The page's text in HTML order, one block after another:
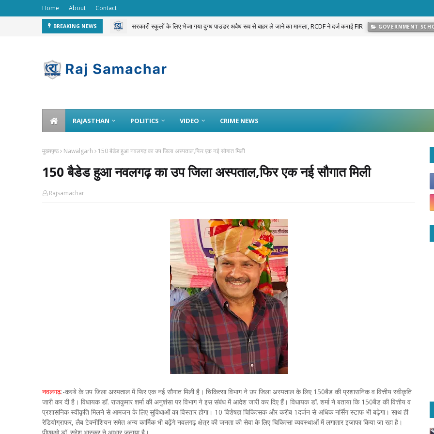
Home About Contact
BREAKING NEWS सरकारी स्कूलों के लिए भेजा गया दुग्ध पाउडर अवैध रूप से बाहर ले जाने का मामला, RCDF ने दर्ज कराई FIR GOVERNMENT
RAJASTHAN POLITICS VIDEO CRIME NEWS
मुख्यपृष्ठ Nawalgarh 150 बैडेड हुआ नवलगढ़ का उप जिला अस्पताल,फिर एक नई सौगात मिली
150 बैडेड हुआ नवलगढ़ का उप जिला अस्पताल,फिर एक नई सौगात मिली
Rajsamachar
नवलगढ़:-कस्बे के उप जिला अस्पताल में फिर एक नई सौगात मिली है। चिकित्सा विभाग ने उप जिला अस्पताल के लिए 150बैड की प्रशासनिक व वित्तीय स्वीकृति
जारी कर दी है। विधायक डॉ. राजकुमार शर्मा की‌ अनुशंसा पर विभाग ने इस संबंध में आदेश जारी कर दिए हैं। विधायक डॉ. शर्मा ने बताया कि 150बैड की वित्तीय व
प्रशासनिक स्वीकृति मिलने से आमजन के लिए सुविधाओं का विस्तार होगा। 10 विशेषज्ञ चिकित्सक और करीब 1दर्जन से अधिक नर्सिंग स्टाफ भी बढ़ेगा। साथ ही
रेडियोग्राफर, लैब टेक्नीशियन समेत अन्य कार्मिक भी बढ़ेंगे नवलगढ़ क्षेत्र की जनता की सेवा के लिए चिकित्सा व्यवस्थाओं में लगातार इजाफा किया जा रहा है।